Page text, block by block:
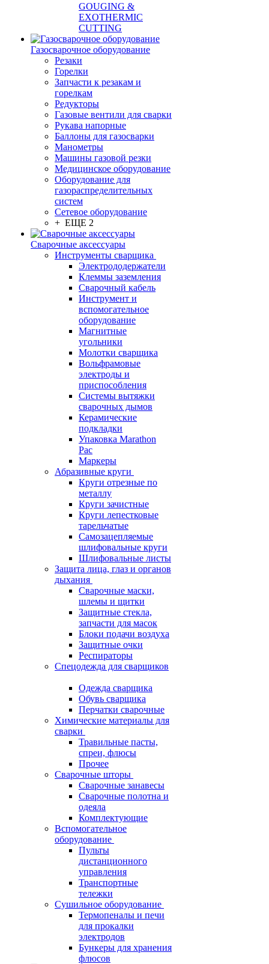
GOUGING &
EXOTHERMIC
CUTTING
Газосварочное оборудование
Резаки
Горелки
Запчасти к резакам и
горелкам
Редукторы
Газовые вентили для сварки
Рукава напорные
Баллоны для газосварки
Манометры
Машины газовой резки
Медицинское оборудование
Оборудование для
газораспределительных
систем
Сетевое оборудование
+ ЕЩЕ 2
Сварочные аксессуары
Инструменты сварщика
Электрододержатели
Клеммы заземления
Сварочный кабель
Инструмент и
вспомогательное
оборудование
Магнитные
угольники
Молотки сварщика
Вольфрамовые
электроды и
приспособления
Системы вытяжки
сварочных дымов
Керамические
подкладки
Упаковка Marathon
Pac
Маркеры
Абразивные круги
Круги отрезные по
металлу
Круги зачистные
Круги лепестковые
тарельчатые
Самозацепляемые
шлифовальные круги
Шлифовальные листы
Защита лица, глаз и органов
дыхания
Сварочные маски,
шлемы и щитки
Защитные стекла,
запчасти для масок
Блоки подачи воздуха
Защитные очки
Респираторы
Спецодежда для сварщиков
Одежда сварщика
Обувь сварщика
Перчатки сварочные
Химические материалы для
сварки
Травильные пасты,
спреи, флюсы
Прочее
Сварочные шторы
Сварочные занавесы
Сварочные полотна и
одеяла
Комплектующие
Вспомогательное
оборудование
Пульты
дистанционного
управления
Транспортные
тележки
Сушильное оборудование
Термопеналы и печи
для прокалки
электродов
Бункеры для хранения
флюсов